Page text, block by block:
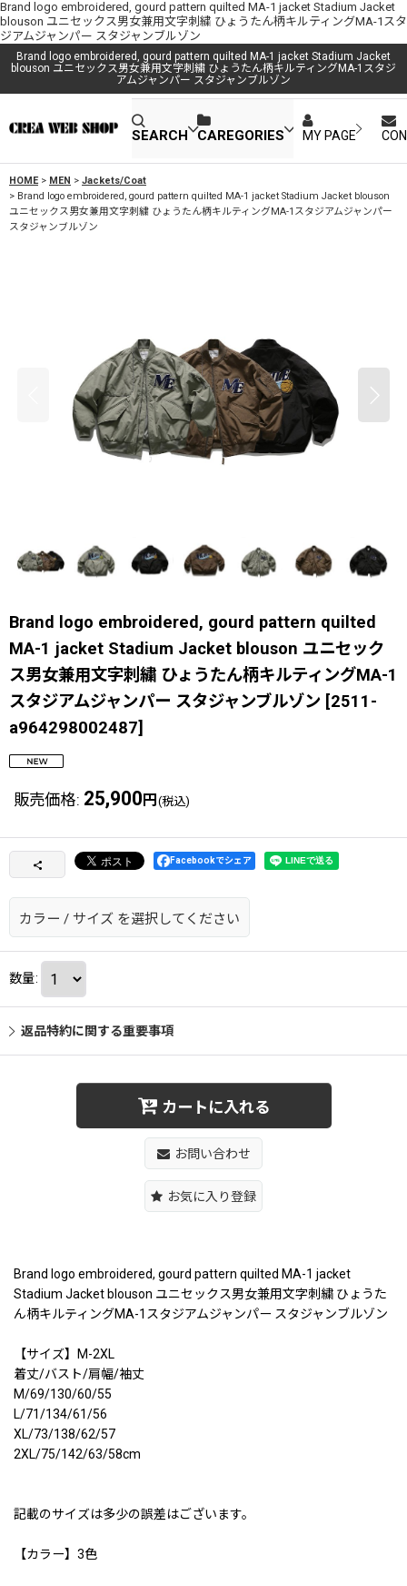
Brand logo embroidered, gourd pattern quilted MA-1 jacket Stadium Jacket
blouson ユニセックス男女兼用文字刺繍 ひょうたん柄キルティングMA-1スタ
ジアムジャンパー スタジャンブルゾン
Brand logo embroidered, gourd pattern quilted MA-1 jacket Stadium Jacket
blouson ユニセックス男女兼用文字刺繍 ひょうたん柄キルティングMA-1スタジ
アムジャンパー スタジャンブルゾン
SEARCH CAREGORIES MY PAGE
HOME > MEN > Jackets/Coat
> Brand logo embroidered, gourd pattern quilted MA-1 jacket Stadium Jacket blouson
ユニセックス男女兼用文字刺繍 ひょうたん柄キルティングMA-1スタジアムジャンパー
スタジャンブルゾン
Brand logo embroidered, gourd pattern quilted
MA-1 jacket Stadium Jacket blouson ユニセック
ス男女兼用文字刺繍 ひょうたん柄キルティングMA-1
スタジアムジャンパー スタジャンブルゾン [2511-
a964298002487]
販売価格: 25,900 円 (税込)
Facebookでシェア
カラー / サイズ を選択してください
数量:
返品特約に関する重要事項
カートに入れる
お問い合わせ
お気に入り登録
Brand logo embroidered, gourd pattern quilted MA-1 jacket
Stadium Jacket blouson ユニセックス男女兼用文字刺繍 ひょうた
ん柄キルティングMA-1スタジアムジャンパー スタジャンブルゾン
【サイズ】M-2XL
着丈/バスト/肩幅/袖丈
M/69/130/60/55
L/71/134/61/56
XL/73/138/62/57
2XL/75/142/63/58cm
記載のサイズは多少の誤差はございます。
【カラー】3色